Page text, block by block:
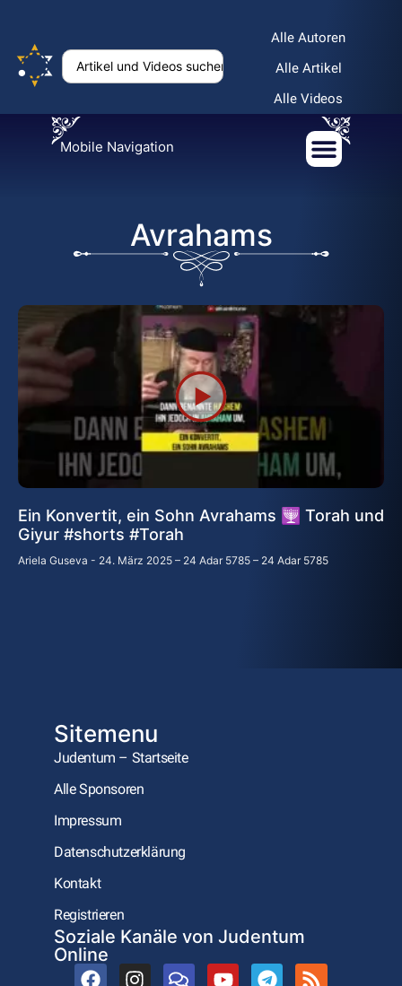
Alle Autoren
Alle Artikel
Alle Videos
Mobile Navigation
Avrahams
Ein Konvertit, ein Sohn Avrahams 🕎 Torah und
Giyur #shorts #Torah
Ariela Guseva 24. März 2025 – 24 Adar 5785 – 24 Adar 5785
Sitemenu
Judentum – Startseite
Alle Sponsoren
Impressum
Datenschutzerklärung
Kontakt
Registrieren
Soziale Kanäle von Judentum
Online